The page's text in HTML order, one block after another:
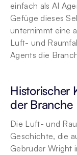
einfach als AI
Gefüge dieses
unternimmt eine
Luft- und
Agents die
Historischer
der Branche
Die Luft- und
Geschichte, die
Gebrüder Wright